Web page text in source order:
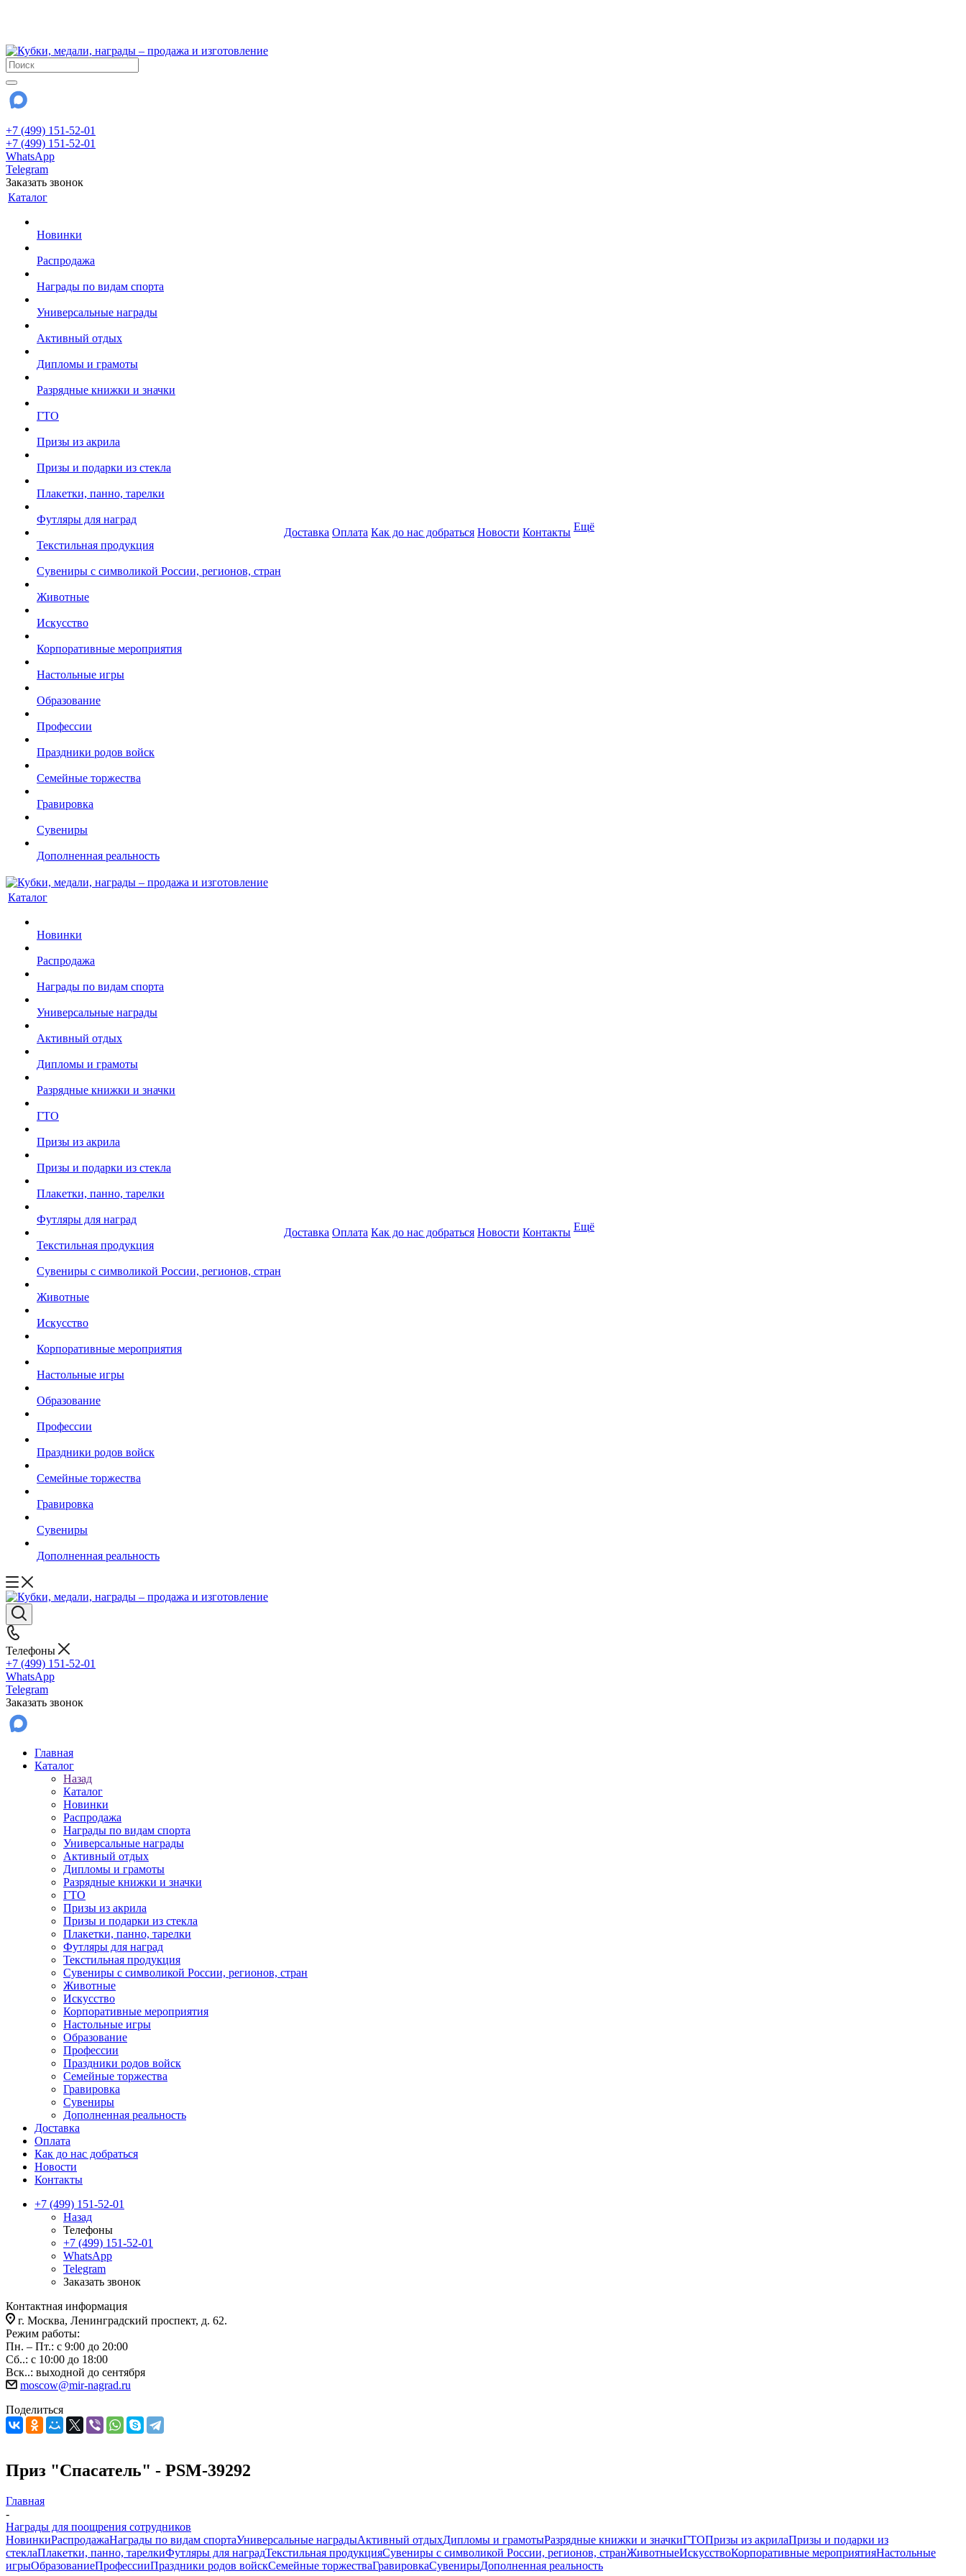
+7 (499) 151-52-01
+7 (499) 151-52-01
WhatsApp
Telegram
Заказать звонок
Каталог
Новинки
Распродажа
Награды по видам спорта
Универсальные награды
Активный отдых
Дипломы и грамоты
Разрядные книжки и значки
ГТО
Призы из акрила
Призы и подарки из стекла
Плакетки, панно, тарелки
Футляры для наград
Текстильная продукция
Сувениры с символикой России, регионов, стран
Животные
Искусство
Корпоративные мероприятия
Настольные игры
Образование
Профессии
Праздники родов войск
Семейные торжества
Гравировка
Сувениры
Дополненная реальность
Доставка Оплата Как до нас добраться Новости Контакты Ещё
Каталог
Новинки
Распродажа
Награды по видам спорта
Универсальные награды
Активный отдых
Дипломы и грамоты
Разрядные книжки и значки
ГТО
Призы из акрила
Призы и подарки из стекла
Плакетки, панно, тарелки
Футляры для наград
Текстильная продукция
Сувениры с символикой России, регионов, стран
Животные
Искусство
Корпоративные мероприятия
Настольные игры
Образование
Профессии
Праздники родов войск
Семейные торжества
Гравировка
Сувениры
Дополненная реальность
Доставка Оплата Как до нас добраться Новости Контакты Ещё
Телефоны
+7 (499) 151-52-01
WhatsApp
Telegram
Заказать звонок
Главная
Каталог
Назад
Каталог
Новинки
Распродажа
Награды по видам спорта
Универсальные награды
Активный отдых
Дипломы и грамоты
Разрядные книжки и значки
ГТО
Призы из акрила
Призы и подарки из стекла
Плакетки, панно, тарелки
Футляры для наград
Текстильная продукция
Сувениры с символикой России, регионов, стран
Животные
Искусство
Корпоративные мероприятия
Настольные игры
Образование
Профессии
Праздники родов войск
Семейные торжества
Гравировка
Сувениры
Дополненная реальность
Доставка
Оплата
Как до нас добраться
Новости
Контакты
+7 (499) 151-52-01
Назад
Телефоны
+7 (499) 151-52-01
WhatsApp
Telegram
Заказать звонок
Контактная информация
г. Москва, Ленинградский проспект, д. 62.
Режим работы:
Пн. – Пт.: с 9:00 до 20:00
Сб..: с 10:00 до 18:00
Вск..: выходной до сентября
moscow@mir-nagrad.ru
Поделиться
Приз "Спасатель" - PSM-39292
Главная
-
Награды для поощрения сотрудников
НовинкиРаспродажаНаграды по видам спортаУниверсальные наградыАктивный отдыхДипломы и грамотыРазрядные книжки и значкиГТОПризы из акрилаПризы и подарки из
стеклаПлакетки, панно, тарелкиФутляры для наградТекстильная продукцияСувениры с символикой России, регионов, странЖивотныеИскусствоКорпоративные мероприятияНастольные
игрыОбразованиеПрофессииПраздники родов войскСемейные торжестваГравировкаСувенирыДополненная реальность